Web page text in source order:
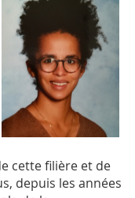
cette filière et de
depuis les années